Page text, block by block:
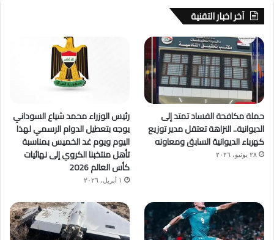
آخر اخبار التقنية
حملة مكافحة الفساد تمتد إلى
الديوانية.. النزاهة تعتقل مدير توزيع
كهرباء الديوانية السابق ومعاونه
٢٨ يونيو، ٢٠٢٦
رئيس الوزراء محمد شياع السوداني
يوجه بتعطيل الدوام الرسمي لهذا
اليوم ويوم غد الخميس بمناسبة
تأهل منتخبنا الكروي إلى نهائيات
كأس العالم 2026
١ أبريل، ٢٠٢٦